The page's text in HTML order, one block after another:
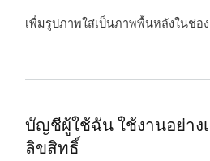
เพื่มรูปภาพใส่เป็นภาพพื้นหลังในช่อ
about เพื่มรูปภาพใส่เป็นภาพพื้
บัญชีผู้ใช้ฉัน ใช้งานอย่าง
ลิขสิทธิ์